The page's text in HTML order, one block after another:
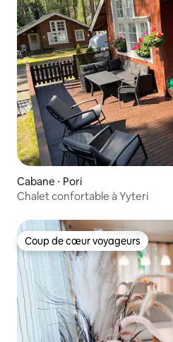
Cabane ⋅ Pori
Chalet confortable à Yyteri
Coup de cœur voyageurs
Coup de cœur voyageurs